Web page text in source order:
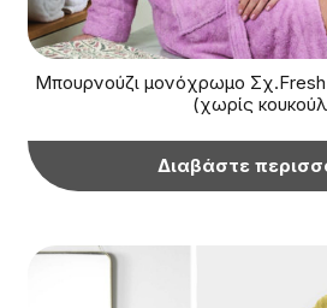
Μπουρνούζι μονόχρωμο
(χωρίς
Διαβάστε